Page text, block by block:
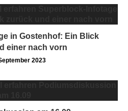
in Gostenhof: Ein Blick
einer nach vorn
2023